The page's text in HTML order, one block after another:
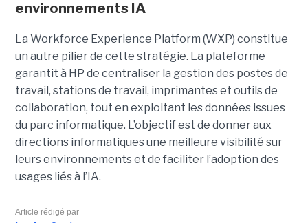
environnements IA
La Workforce Experience Platform (WXP) constitue
un autre pilier de cette stratégie. La plateforme
garantit à HP de centraliser la gestion des postes de
travail, stations de travail, imprimantes et outils de
collaboration, tout en exploitant les données issues
du parc informatique. L’objectif est de donner aux
directions informatiques une meilleure visibilité sur
leurs environnements et de faciliter l’adoption des
usages liés à l’IA.
Article rédigé par